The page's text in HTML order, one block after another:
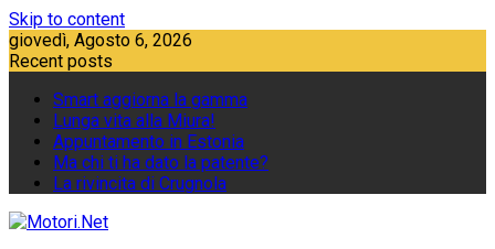
Skip to content
giovedì, Agosto 6, 2026
Recent posts
Smart aggiorna la gamma
Lunga vita alla Miura!
Appuntamento in Estonia
Ma chi ti ha dato la patente?
La rivincita di Crugnola